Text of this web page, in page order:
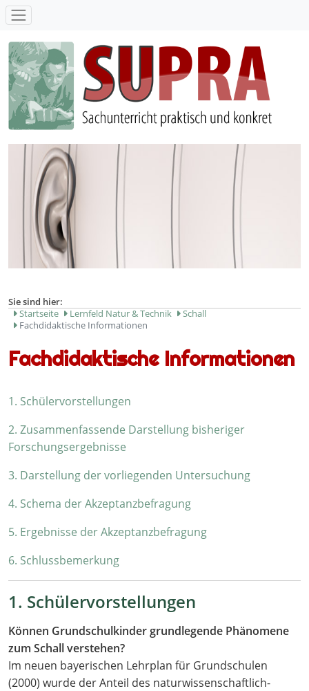
SUPRA - Sachunterricht praktisch und konkret
Sie sind hier:
Startseite
Lernfeld Natur & Technik
Schall
Fachdidaktische Informationen
Fachdidaktische Informationen
1. Schülervorstellungen
2. Zusammenfassende Darstellung bisheriger
Forschungsergebnisse
3. Darstellung der vorliegenden Untersuchung
4. Schema der Akzeptanzbefragung
5. Ergebnisse der Akzeptanzbefragung
6. Schlussbemerkung
1. Schülervorstellungen
Können Grundschulkinder grundlegende Phänomene
zum Schallverstehen?
Im neuen bayerischen Lehrplan für Grundschulen
(2000) wurde der Anteil des naturwissenschaftlich-